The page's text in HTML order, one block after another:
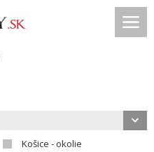
Košice - okolie